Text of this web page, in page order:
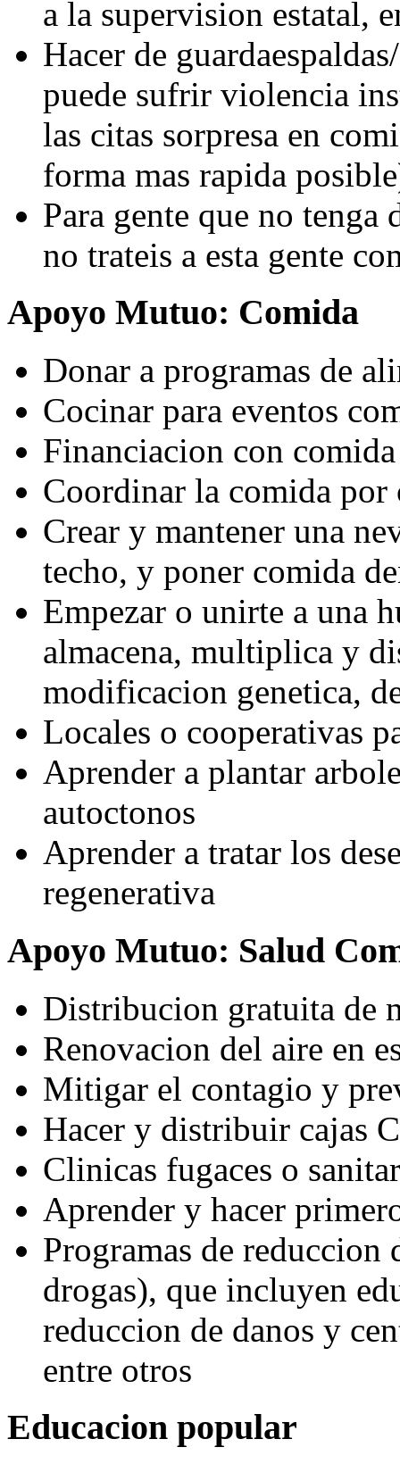
a la supervision estatal,
Hacer de
puede sufrir violencia
las citas sorpresa en
forma mas rapida
Para gente que no tenga
no trateis a esta gente
Apoyo Mutuo: Comida
Donar a programas de
Cocinar para eventos
Financiacion con comida
Coordinar la comida por
Crear y mantener una
techo, y poner comida
Empezar o unirte a una
almacena, multiplica y
modificacion genetica,
Locales o cooperativas
Aprender a plantar
autoctonos
Aprender a tratar los
regenerativa
Apoyo Mutuo: Salud
Distribucion gratuita de
Renovacion del aire en
Mitigar el contagio y
Hacer y distribuir cajas
Clinicas fugaces o
Aprender y hacer
Programas de reduccion
drogas), que incluyen
reduccion de danos y
entre otros
Educacion popular